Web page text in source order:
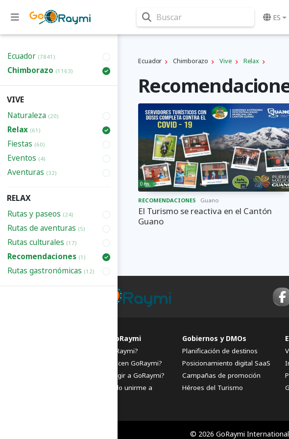
Buscar ES
Ecuador (7841)
Chimborazo (1163)
VIVE
Naturaleza (20)
Relax (61)
Fiestas (60)
Eventos (4)
Aventuras (32)
RELAX
Rutas y paseos (24)
Rutas de aventuras (5)
Rutas culturales (17)
Recomendaciones (1)
Rutas gastronómicas (12)
Ecuador Chimborazo Vive Relax
0 m
RECOMENDACIONES Guano
El Turismo se reactiva en el Cantón
Guano
FAQs de GoRaymi
¿Qué es GoRaymi?
¿Quiénes hacen GoRaymi?
¿Por qué elegir a GoRaymi?
¿Cómo puedo unirme a
Gobiernos y DMOs
Planificación de destinos
Posicionamiento digital SaaS
Campañas de promoción
Héroes del Turismo
© 2026 GoRaymi